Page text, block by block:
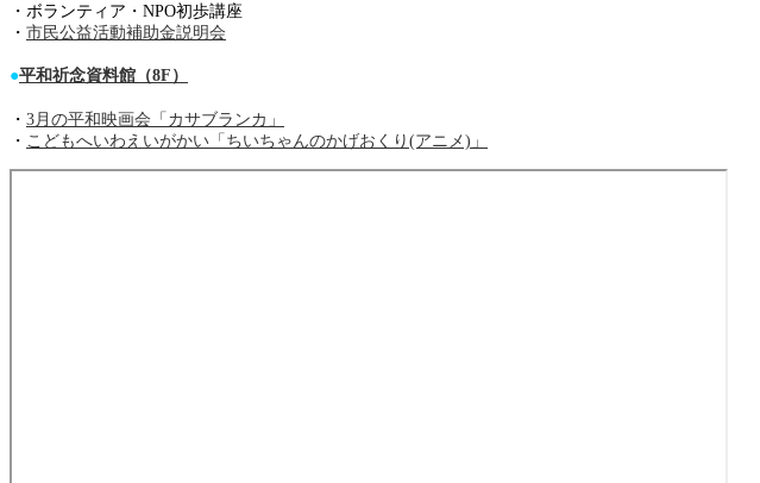
・ボランティア・NPO初歩講座
・ 市民公益活動補助金説明会
●平和祈念資料館（8F）
・ 3月の平和映画会「カサブランカ」
・ こどもへいわえいがかい「ちいちゃんのかげおくり(アニメ)」